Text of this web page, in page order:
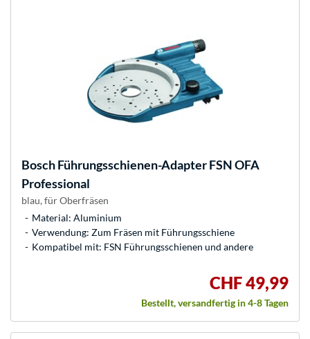
BoschFührungsschienen-Adapter FSN OFA
Professional
blau, für Oberfräsen
Material: Aluminium
Verwendung: Zum Fräsen mit Führungsschiene
Kompatibel mit: FSN Führungsschienen und andere
CHF 49,99
Bestellt, versandfertig in 4-8 Tagen